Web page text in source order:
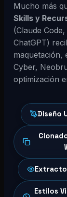
Mucho más
Skills y
(Claude
ChatGPT)
maquetación,
Cyber,
optimización
Diseño
Estilos